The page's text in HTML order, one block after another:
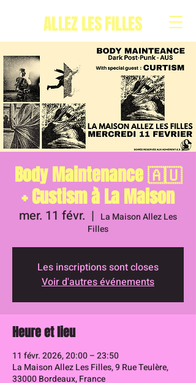
ALLEZ LES FILLES
Body Maintenance 🇦🇺
+ Custism à La Maison
mer. 11 févr.
  |
La Maison Allez Les
Filles
Les inscriptions sont closes
Voir d'autres événements
Heure et lieu
11 févr. 2026, 20:00 – 23:50
La Maison Allez Les Filles, 9 Rue Teulère,
33000 Bordeaux, France